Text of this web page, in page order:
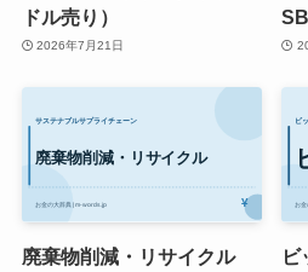
ドル売り）
2026年7月21日
廃棄物削減・リサイクル
ビ